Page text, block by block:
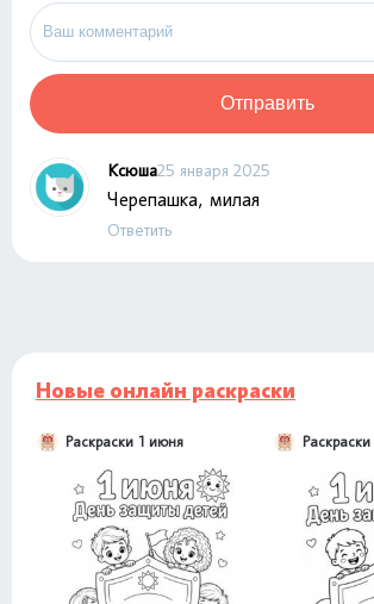
Отправить
Ксюша25 января 2025
Черепашка, милая
Ответить
Новые онлайн раскраски
Раскраски 1 июня